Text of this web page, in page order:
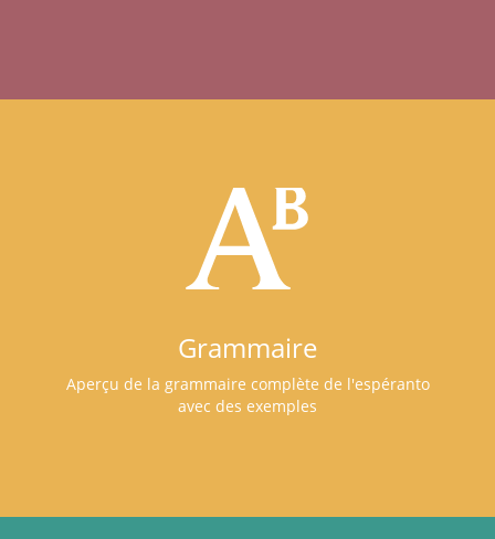
Grammaire
Aperçu de la grammaire complète de l'espéranto
avec des exemples